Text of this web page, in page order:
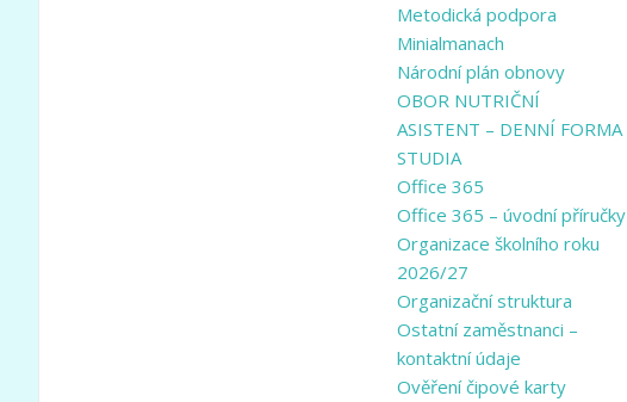
Metodická podpora
Minialmanach
Národní plán obnovy
OBOR NUTRIČNÍ
ASISTENT – DENNÍ FORMA
STUDIA
Office 365
Office 365 – úvodní příručky
Organizace školního roku
2026/27
Organizační struktura
Ostatní zaměstnanci –
kontaktní údaje
Ověření čipové karty